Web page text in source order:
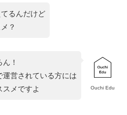
るんだけど
？
Ouchi Edu
ん！
運営されている方には
スメですよ